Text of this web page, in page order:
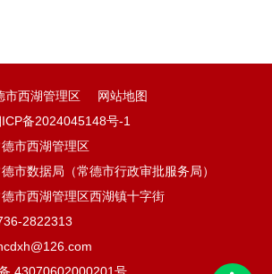
市西湖管理区
网站地图
备2024045148号-1
市西湖管理区
市数据局（常德市行政审批服务局）
市西湖管理区西湖镇十字街
2822313